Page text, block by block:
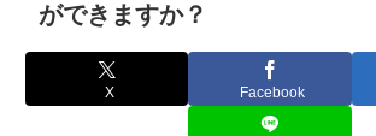
ができますか？
X Facebook